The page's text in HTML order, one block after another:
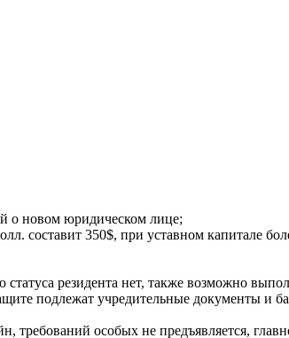
о новом юридическом лице;
составит 350$, при уставном капитале
резидента нет, также возможно
подлежат учредительные документы и
особых не предъявляется,